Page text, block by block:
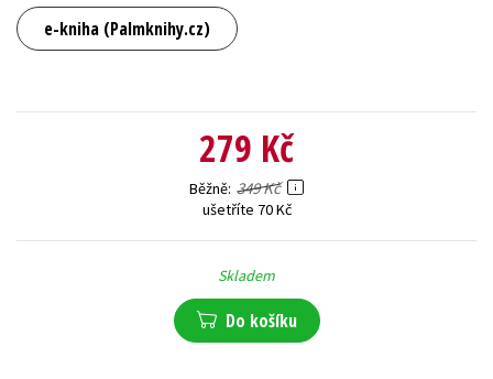
e-kniha (Palmknihy.cz)
279 Kč
Běžně 349 Kč
ušetříte 70 Kč
Skladem
Do košíku